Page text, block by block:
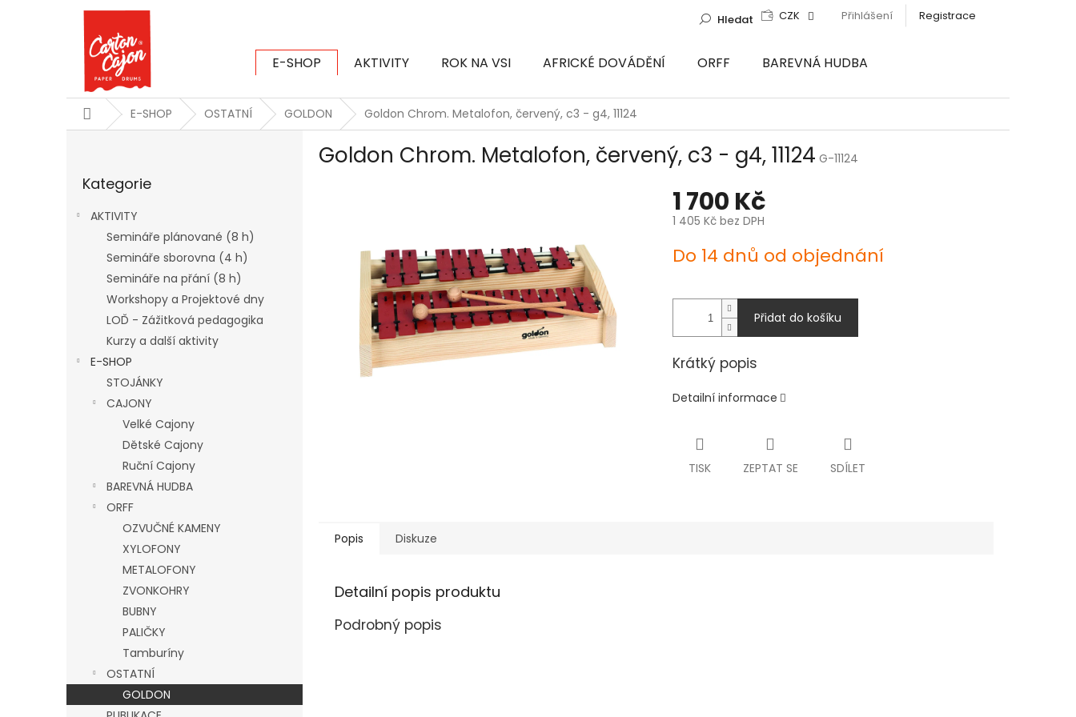
CZK Přihlášení Registrace
Hledat
E-SHOP AKTIVITY ROK NA VSI AFRICKÉ DOVÁDĚNÍ ORFF
BAREVNÁ HUDBA
DomůE-SHOP OSTATNÍ GOLDON Goldon Chrom. Metalofon, červený, c3 - g4, 11124
kategorie
Kategorie
AKTIVITY
Semináře plánované (8 h)
Semináře sborovna (4 h)
Semináře na přání (8 h)
Workshopy a Projektové dny
LOĎ - Zážitková pedagogika
Kurzy a další aktivity
E-SHOP
STOJÁNKY
CAJONY
Velké Cajony
Dětské Cajony
Ruční Cajony
BAREVNÁ HUDBA
ORFF
OZVUČNÉ KAMENY
XYLOFONY
METALOFONY
ZVONKOHRY
BUBNY
PALIČKY
Tamburíny
OSTATNÍ
GOLDON
Goldon Chrom. Metalofon, červený, c3 - g4, 11124 G-11124
1 700 Kč
1 405 Kč bez DPH
cena:
Do 14 dnů od objednání
Přidat do košíku
Krátký popis
Detailní informace
TISK ZEPTAT SE SDÍLET
Popis Diskuze
Detailní popis produktu
Podrobný popis